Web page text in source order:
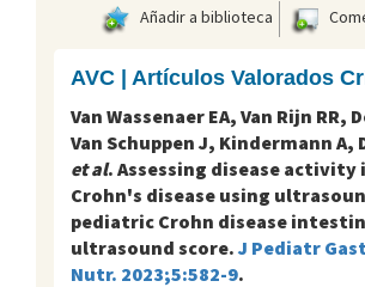
Añadir a biblioteca
AVC | Artículos Valorados
Van Wassenaer EA, Van Rijn RR,
Van Schuppen J, Kindermann A,
et al. Assessing disease
Crohn's disease using
pediatric Crohn disease
ultrasound score. J Pediatr
Nutr. 2023;5:582-9.